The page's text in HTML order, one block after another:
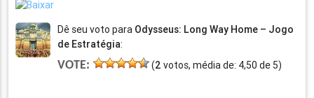
Dê seu voto para Odysseus: Long Way Home – Jogo
de Estratégia:
VOTE: (2 votos, média de: 4,50 de 5)